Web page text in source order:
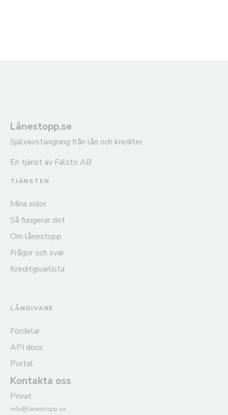
Lånestopp.se
Självavstängning från lån och krediter
En tjänst av Falsto AB
TJÄNSTEN
Mina sidor
Så fungerar det
Om lånestopp
Frågor och svar
Kreditgivarlista
LÅNGIVARE
Fördelar
API docs
Portal
Kontakta oss
Privat
info@lanestopp.se